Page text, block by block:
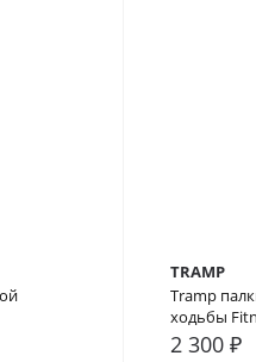
TRAMP
Tramp
ходьбы
2 300 ₽